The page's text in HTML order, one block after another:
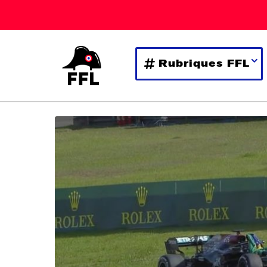
Rubriques FFL